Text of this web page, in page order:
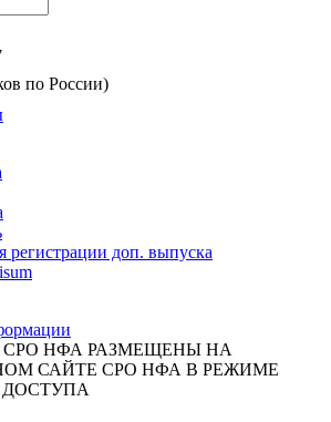
по России)
регистрации доп. выпуска
НФА РАЗМЕЩЕНЫ НА
САЙТЕ СРО НФА В РЕЖИМЕ